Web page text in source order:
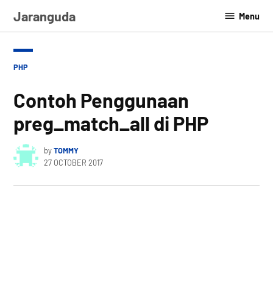
Jaranguda Menu
POSTED
PHP
Contoh Penggunaan
preg_match_all di PHP
byTOMMY
27 OCTOBER 2017